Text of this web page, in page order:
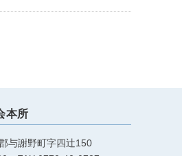
本所
与謝野町字四辻150